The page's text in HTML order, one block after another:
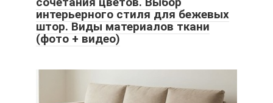
интерьерного стиля для бежевых
штор. Виды материалов ткани
(фото + видео)